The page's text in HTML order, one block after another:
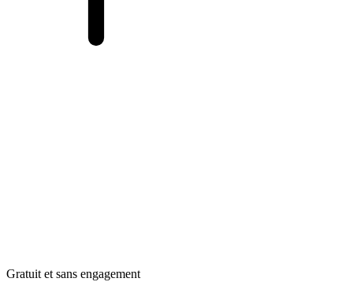
Gratuit et sans engagement